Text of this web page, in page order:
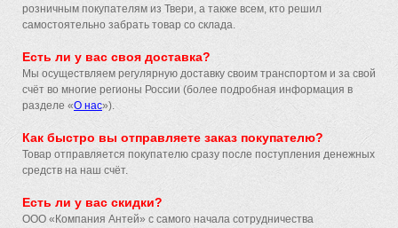
розничным покупателям из Твери, а также всем, кто решил
самостоятельно забрать товар со склада.
Есть ли у вас своя доставка?
Мы осуществляем регулярную доставку своим транспортом и за свой
счёт во многие регионы России (более подробная информация в
разделе «О нас»).
Как быстро вы отправляете заказ покупателю?
Товар отправляется покупателю сразу после поступления денежных
средств на наш счёт.
Есть ли у вас скидки?
ООО «Компания Антей» с самого начала сотрудничества